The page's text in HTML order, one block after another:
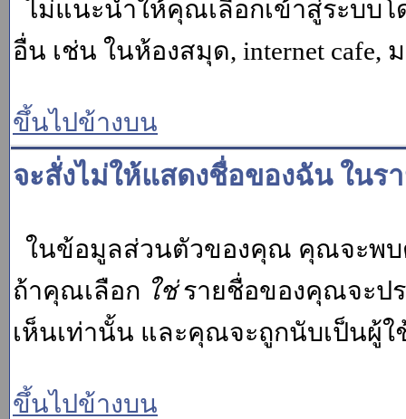
ไม่แนะนำให้คุณเลือกเข้าสู่ระบบ
อื่น เช่น ในห้องสมุด, internet cafe,
ขึ้นไปข้างบน
จะสั่งไม่ให้แสดงชื่อของฉัน ในร
ในข้อมูลส่วนตัวของคุณ คุณจะพบ
ถ้าคุณเลือก ใช่รายชื่อของคุณจะปร
เห็นเท่านั้น และคุณจะถูกนับเป็นผู้
ขึ้นไปข้างบน